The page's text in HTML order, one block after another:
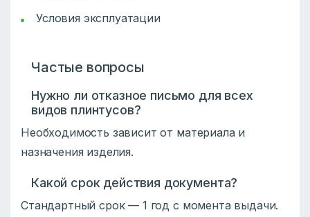
Условия эксплуатации
Частые вопросы
Нужно ли отказное письмо для всех
видов плинтусов?
Необходимость зависит от материала и
назначения изделия.
Какой срок действия документа?
Стандартный срок — 1 год с момента выдачи.